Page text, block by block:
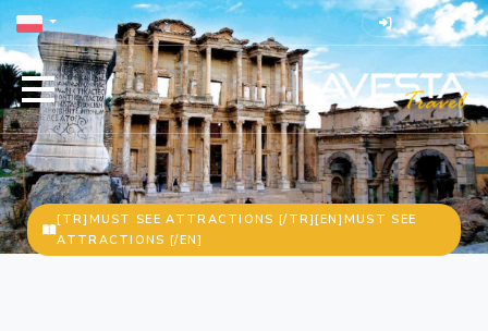
[TR]MUST SEE ATTRACTIONS [/TR][EN]MUST SEE
ATTRACTIONS [/EN]